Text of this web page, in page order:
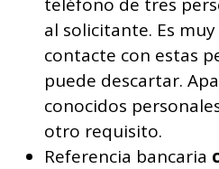
al solicitante. Es
contacte con estas
puede descartar.
conocidos
otro requisito.
Referencia bancaria